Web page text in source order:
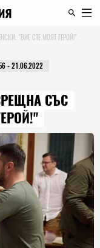
"ВИЕ СТЕ МОЯТ ГЕРОЙ!"
- 21.06.2022
СЪС